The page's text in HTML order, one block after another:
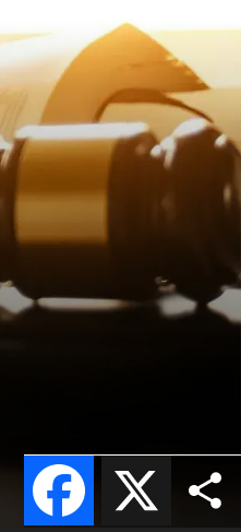
X
Facebook